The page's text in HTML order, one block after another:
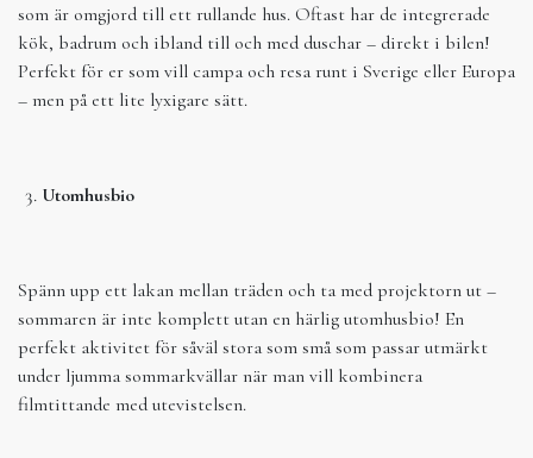
som är omgjord till ett rullande hus. Oftast har de integrerade
kök, badrum och ibland till och med duschar – direkt i bilen!
Perfekt för er som vill campa och resa runt i Sverige eller Europa
– men på ett lite lyxigare sätt.
Utomhusbio
Spänn upp ett lakan mellan träden och ta med projektorn ut –
sommaren är inte komplett utan en härlig utomhusbio! En
perfekt aktivitet för såväl stora som små som passar utmärkt
under ljumma sommarkvällar när man vill kombinera
filmtittande med utevistelsen.